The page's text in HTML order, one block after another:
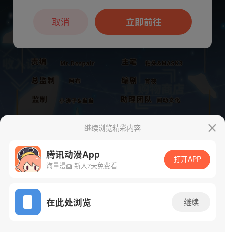
App免费看
下一话
继续浏览精彩内容
腾讯动漫App
海量漫画 新人7天免费看
打开APP
在此处浏览 继续
本章节仅支持App阅读，可打开App新用
户7天免费看立即前往
取消